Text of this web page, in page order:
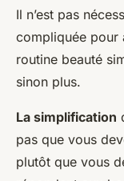
Il n’est pas
compliquée pour
routine beauté
sinon plus.
La simplification
pas que vous
plutôt que vous